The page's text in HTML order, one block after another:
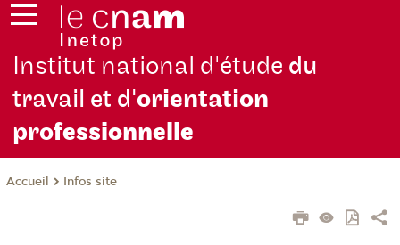
Institut national d'étude du
travail et d'orientation
professionnelle
Accueil Infos site